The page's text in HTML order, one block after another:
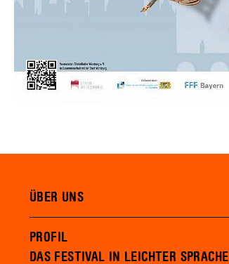
ÜBER UNS
PROFIL
DAS FESTIVAL IN LEICHTER SPRACHE